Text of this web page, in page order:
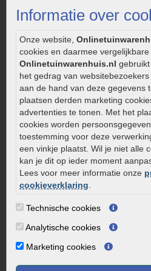
Informatie over
Onze website,
cookies en daarmee vergelijkbare
Onlinetuinwarenhuis.nl
het gedrag van
aan de hand van deze gegevens
plaatsen derden marketing
advertenties te tonen. Met het
cookies worden
toestemming voor deze
een vinkje plaatst. Wil je niet alle
kan je dit op ieder moment
Lees voor meer informatie onze
cookieverklaring
Technische cookies
Analytische cookies
Marketing cookies
Strakke tuin inrichten
Legverbanden gebakken
Onderhoud van gebakken
Aanlegtips voor gebakken
Zelf een terras aanleggen
Kleine stadstuin inrichten
0320 – 219170
Kaapstanderweg 41
8243 RB Lelystad
info@onlinetuinwarenhuis.nl
Routebeschrijving
Openingstijden
Maandag
Dinsdag
Woensdag